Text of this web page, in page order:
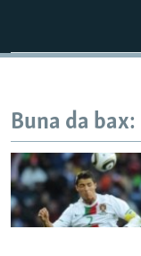
Buna da bax: